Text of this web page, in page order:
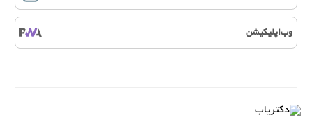
وب‌اپلیکیشن